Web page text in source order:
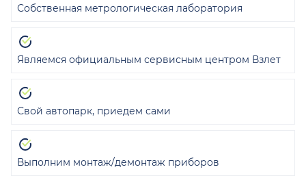
Собственная метрологическая лаборатория
Являемся официальным сервисным центром Взлет
Свой автопарк, приедем сами
Выполним монтаж/демонтаж приборов